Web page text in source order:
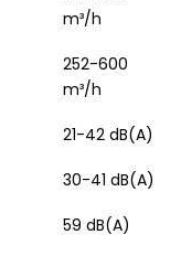
m³/h
252-600
m³/h
21-42 dB(A)
30-41 dB(A)
59 dB(A)